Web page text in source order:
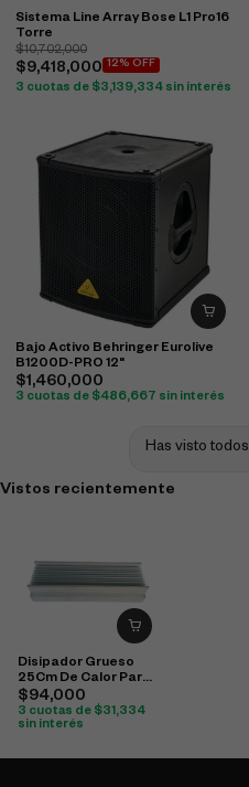
Sistema Line Array Bose L1 Pro16
Torre
$10,702,000
$9,418,000 12% OFF
3 cuotas de $3,139,334 sin interés
Bajo Activo Behringer Eurolive
B1200D-PRO 12"
$1,460,000
3 cuotas de $486,667 sin interés
Has visto
Vistos recientemente
Disipador Grueso
25Cm De Calor Para
Maquina Qsc
$94,000
3 cuotas de $31,334
sin interés